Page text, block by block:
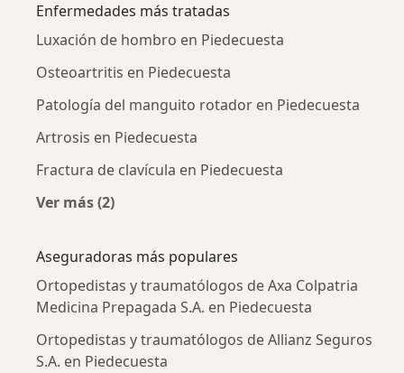
Enfermedades más tratadas
Luxación de hombro en Piedecuesta
Osteoartritis en Piedecuesta
Patología del manguito rotador en Piedecuesta
Artrosis en Piedecuesta
Fractura de clavícula en Piedecuesta
Ver más (2)
Aseguradoras más populares
Ortopedistas y traumatólogos de Axa Colpatria
Medicina Prepagada S.A. en Piedecuesta
Ortopedistas y traumatólogos de Allianz Seguros
S.A. en Piedecuesta